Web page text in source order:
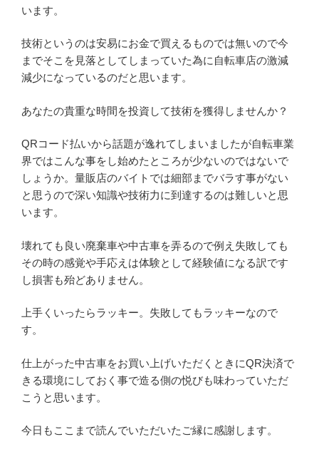
います。
技術というのは安易にお金で買えるものでは無いので今
までそこを見落としてしまっていた為に自転車店の激減
減少になっているのだと思います。
あなたの貴重な時間を投資して技術を獲得しませんか？
QRコード払いから話題が逸れてしまいましたが自転車業
界ではこんな事をし始めたところが少ないのではないで
しょうか。量販店のバイトでは細部までバラす事がない
と思うので深い知識や技術力に到達するのは難しいと思
います。
壊れても良い廃棄車や中古車を弄るので例え失敗しても
その時の感覚や手応えは体験として経験値になる訳です
し損害も殆どありません。
上手くいったらラッキー。失敗してもラッキーなので
す。
仕上がった中古車をお買い上げいただくときにQR決済で
きる環境にしておく事で造る側の悦びも味わっていただ
こうと思います。
今日もここまで読んでいただいたご縁に感謝します。